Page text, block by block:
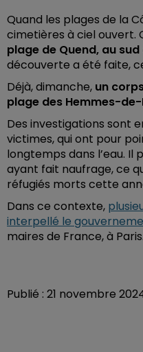
Quand les plages de la
cimetières à ciel ouvert.
plage de Quend, au sud
découverte a été faite,
Déjà, dimanche, un
plage des Hemmes-
Des investigations sont
victimes, qui ont pour
longtemps dans l’eau. Il
ayant fait naufrage, ce
réfugiés morts cette
Dans ce contexte,
interpellé le
maires de France, à Paris.
Publié : 21 novembre